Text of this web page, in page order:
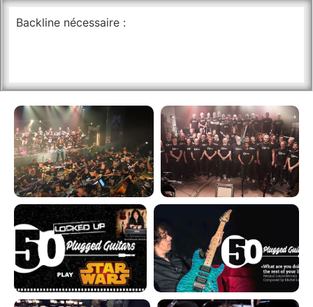
Backline nécessaire :